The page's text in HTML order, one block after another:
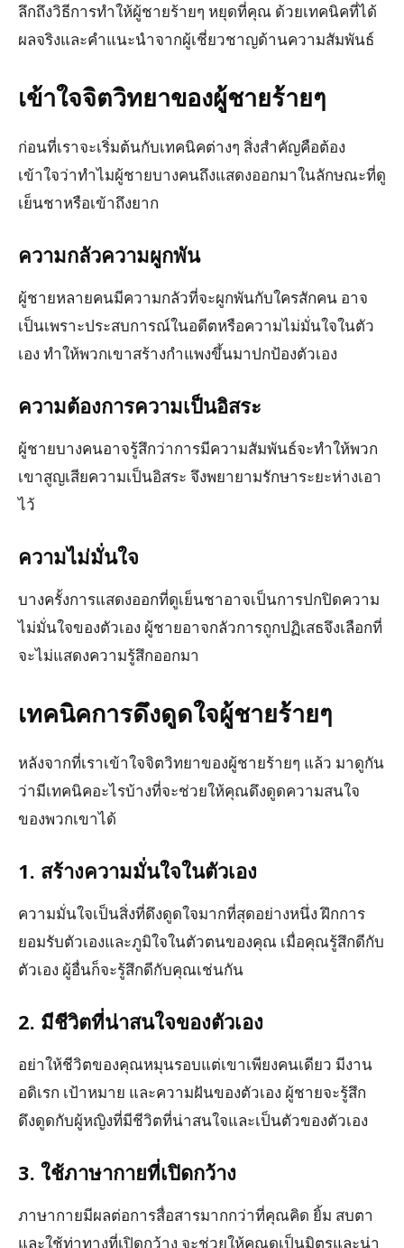
ลึกถึงวิธีการทำให้ผู้ชายร้ายๆ หยุดที่คุณ ด้วยเทคนิคที่ได้
ผลจริงและคำแนะนำจากผู้เชี่ยวชาญด้านความสัมพันธ์
เข้าใจจิตวิทยาของผู้ชายร้ายๆ
ก่อนที่เราจะเริ่มต้นกับเทคนิคต่างๆ สิ่งสำคัญคือต้อง
เข้าใจว่าทำไมผู้ชายบางคนถึงแสดงออกมาในลักษณะที่ดู
เย็นชาหรือเข้าถึงยาก
ความกลัวความผูกพัน
ผู้ชายหลายคนมีความกลัวที่จะผูกพันกับใครสักคน อาจ
เป็นเพราะประสบการณ์ในอดีตหรือความไม่มั่นใจในตัว
เอง ทำให้พวกเขาสร้างกำแพงขึ้นมาปกป้องตัวเอง
ความต้องการความเป็นอิสระ
ผู้ชายบางคนอาจรู้สึกว่าการมีความสัมพันธ์จะทำให้พวก
เขาสูญเสียความเป็นอิสระ จึงพยายามรักษาระยะห่างเอา
ไว้
ความไม่มั่นใจ
บางครั้งการแสดงออกที่ดูเย็นชาอาจเป็นการปกปิดความ
ไม่มั่นใจของตัวเอง ผู้ชายอาจกลัวการถูกปฏิเสธจึงเลือกที่
จะไม่แสดงความรู้สึกออกมา
เทคนิคการดึงดูดใจผู้ชายร้ายๆ
หลังจากที่เราเข้าใจจิตวิทยาของผู้ชายร้ายๆ แล้ว มาดูกัน
ว่ามีเทคนิคอะไรบ้างที่จะช่วยให้คุณดึงดูดความสนใจ
ของพวกเขาได้
1. สร้างความมั่นใจในตัวเอง
ความมั่นใจเป็นสิ่งที่ดึงดูดใจมากที่สุดอย่างหนึ่ง ฝึกการ
ยอมรับตัวเองและภูมิใจในตัวตนของคุณ เมื่อคุณรู้สึกดีกับ
ตัวเอง ผู้อื่นก็จะรู้สึกดีกับคุณเช่นกัน
2. มีชีวิตที่น่าสนใจของตัวเอง
อย่าให้ชีวิตของคุณหมุนรอบแต่เขาเพียงคนเดียว มีงาน
อดิเรก เป้าหมาย และความฝันของตัวเอง ผู้ชายจะรู้สึก
ดึงดูดกับผู้หญิงที่มีชีวิตที่น่าสนใจและเป็นตัวของตัวเอง
3. ใช้ภาษากายที่เปิดกว้าง
ภาษากายมีผลต่อการสื่อสารมากกว่าที่คุณคิด ยิ้ม สบตา
และใช้ท่าทางที่เปิดกว้าง จะช่วยให้คุณดูเป็นมิตรและน่า